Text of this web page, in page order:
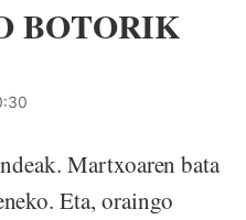
BOTORIK
Martxoaren bata
Eta, oraingo